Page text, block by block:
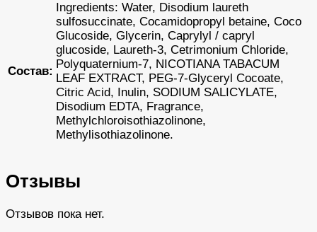
Состав:
Ingredients: Water, Disodium laureth
sulfosuccinate, Cocamidopropyl betaine, Coco
Glucoside, Glycerin, Caprylyl / capryl
glucoside, Laureth-3, Cetrimonium Chloride,
Polyquaternium-7, NICOTIANA TABACUM
LEAF EXTRACT, PEG-7-Glyceryl Cocoate,
Citric Acid, Inulin, SODIUM SALICYLATE,
Disodium EDTA, Fragrance,
Methylchloroisothiazolinone,
Methylisothiazolinone.
Отзывы
Отзывов пока нет.